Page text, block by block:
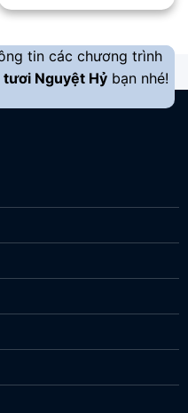
tin các chương trình
tươi Nguyệt Hỷ bạn nhé!